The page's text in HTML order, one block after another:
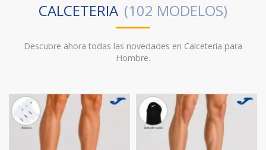
CALCETERIA
Descubre ahora todas las novedades en Calceteria para
Hombre.